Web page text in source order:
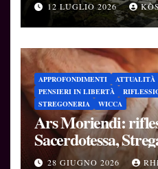
12 LUGLIO 2026
APPROFONDIMENTI ATTUALITÀ
PENSIERI IN LIBERTÀ
STREGONERIA
WICCA
Ars Moriendi:
Sacerdotessa,
Soglie
28 GIUGNO 2026